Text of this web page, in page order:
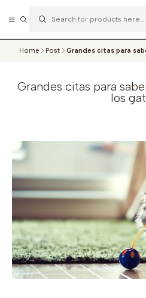
SOMOS EXPERTOS EN EL
Home Post Grandes citas para
Grandes citas para
los